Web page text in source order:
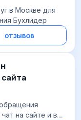
в Москве для
Бухлидер
отзывов
на сайте и в